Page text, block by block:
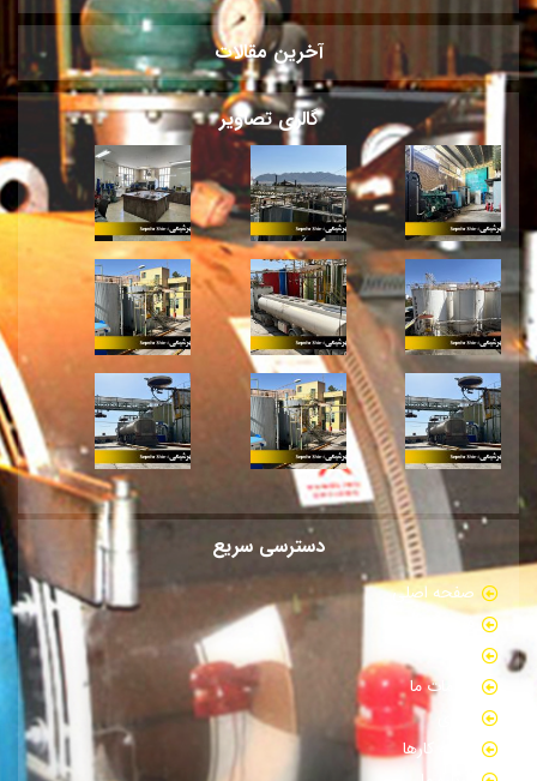
آخرین مقالات
گالری تصاویر
دسترسی سریع
صفحه اصلی
فروشگاه
خدمات ما
نمونه کارها